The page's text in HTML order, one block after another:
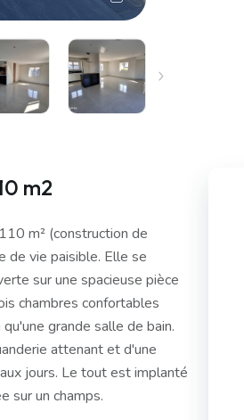
m2
m² (construction de
de vie paisible. Elle se
sur une spacieuse pièce
chambres confortables
grande salle de bain.
attenant et d'une
jours. Le tout est implanté
sur un champs.